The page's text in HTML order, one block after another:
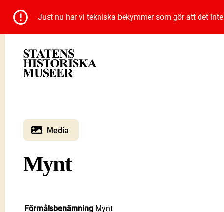
Just nu har vi tekniska bekymmer som gör att det
Media
Mynt
Förmålsbenämning Mynt